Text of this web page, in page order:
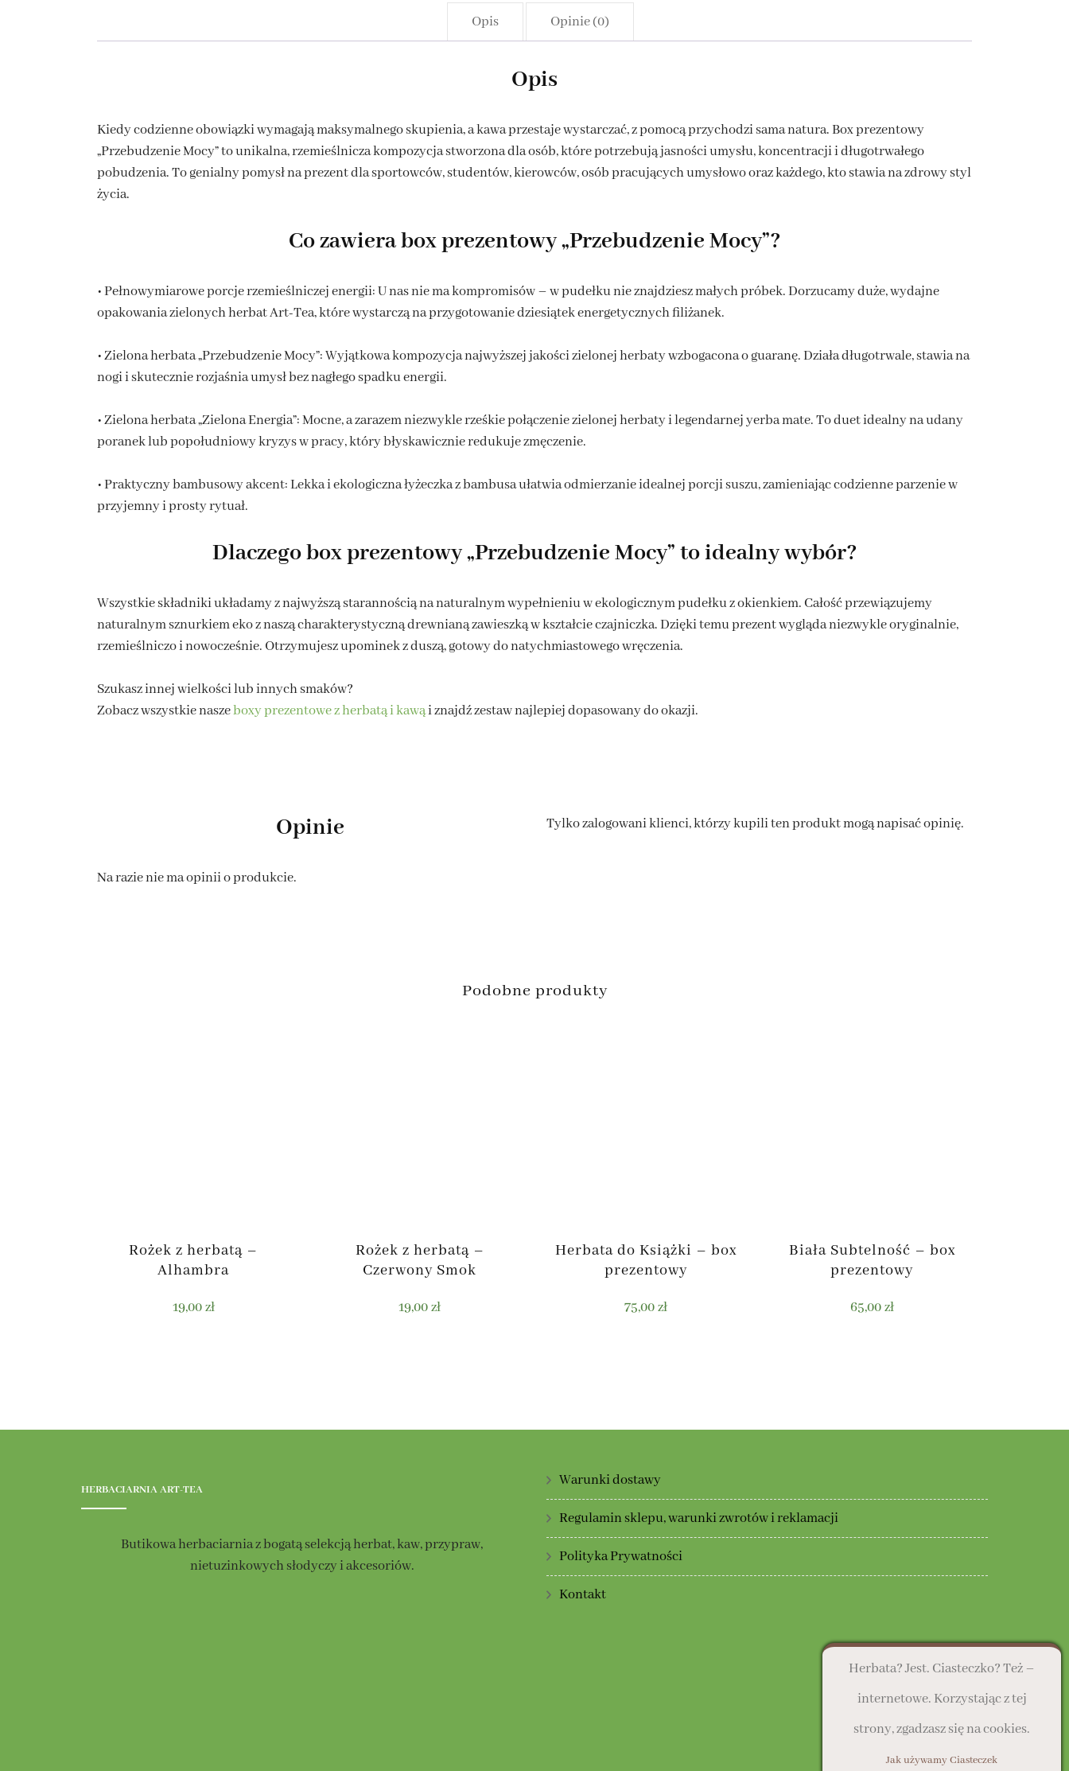
Opis Opinie (0)
Opis
Kiedy codzienne obowiązki wymagają maksymalnego skupienia, a kawa przestaje wystarczać, z pomocą przychodzi sama natura. Box prezentowy
„Przebudzenie Mocy” to unikalna, rzemieślnicza kompozycja stworzona dla osób, które potrzebują jasności umysłu, koncentracji i długotrwałego
pobudzenia. To genialny pomysł na prezent dla sportowców, studentów, kierowców, osób pracujących umysłowo oraz każdego, kto stawia na zdrowy styl
życia.
Co zawiera box prezentowy „Przebudzenie Mocy”?
• Pełnowymiarowe porcje rzemieślniczej energii: U nas nie ma kompromisów – w pudełku nie znajdziesz małych próbek. Dorzucamy duże, wydajne
opakowania zielonych herbat Art-Tea, które wystarczą na przygotowanie dziesiątek energetycznych filiżanek.
• Zielona herbata „Przebudzenie Mocy”: Wyjątkowa kompozycja najwyższej jakości zielonej herbaty wzbogacona o guaranę. Działa długotrwale, stawia na
nogi i skutecznie rozjaśnia umysł bez nagłego spadku energii.
• Zielona herbata „Zielona Energia”: Mocne, a zarazem niezwykle rześkie połączenie zielonej herbaty i legendarnej yerba mate. To duet idealny na udany
poranek lub popołudniowy kryzys w pracy, który błyskawicznie redukuje zmęczenie.
• Praktyczny bambusowy akcent: Lekka i ekologiczna łyżeczka z bambusa ułatwia odmierzanie idealnej porcji suszu, zamieniając codzienne parzenie w
przyjemny i prosty rytuał.
Dlaczego box prezentowy „Przebudzenie Mocy” to idealny wybór?
Wszystkie składniki układamy z najwyższą starannością na naturalnym wypełnieniu w ekologicznym pudełku z okienkiem. Całość przewiązujemy
naturalnym sznurkiem eko z naszą charakterystyczną drewnianą zawieszką w kształcie czajniczka. Dzięki temu prezent wygląda niezwykle oryginalnie,
rzemieślniczo i nowocześnie. Otrzymujesz upominek z duszą, gotowy do natychmiastowego wręczenia.
Szukasz innej wielkości lub innych smaków?
Zobacz wszystkie naszeboxy prezentowe z herbatą i kawąi znajdź zestaw najlepiej dopasowany do okazji.
Opinie
Na razie nie ma opinii o produkcie.
Tylko zalogowani klienci, którzy kupili ten produkt mogą napisać opinię.
Podobne produkty
Rożek z herbatą –
Alhambra
19,00zł
Rożek z herbatą –
Czerwony Smok
19,00zł
Herbata do Książki – box
prezentowy
75,00zł
Biała Subtelność – box
prezentowy
65,00zł
HERBACIARNIA ART-TEA
Butikowa herbaciarnia z bogatą selekcją herbat, kaw, przypraw,
nietuzinkowych słodyczy i akcesoriów.
Warunki dostawy
Regulamin sklepu, warunki zwrotów i reklamacji
Polityka Prywatności
Kontakt
Herbata? Jest. Ciasteczko? Też –
internetowe. Korzystając z tej
strony, zgadzasz się na cookies.
Jak używamy Ciasteczek